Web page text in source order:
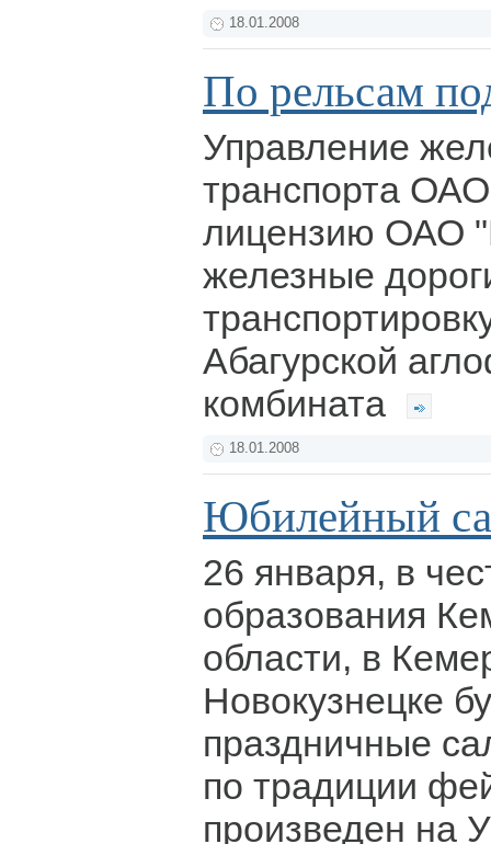
18.01.2008
По рельсам
Управление
транспорта
лицензию ОАО
железные
Абагурской
комбината
18.01.2008
Юбилейный
26 января, в
образования
области, в
Новокузнецке
праздничные
по традиции
произведен на